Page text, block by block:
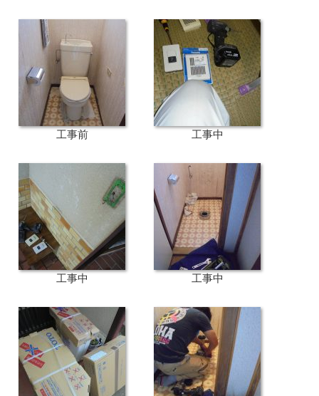
工事前 工事中
工事中 工事中